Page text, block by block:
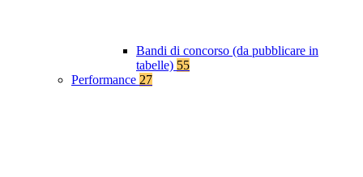
Bandi di concorso (da pubblicare in
tabelle) 55
Performance 27